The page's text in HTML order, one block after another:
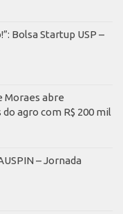
Bolsa Startup USP –
Moraes abre
agro com R$ 200 mil
– Jornada